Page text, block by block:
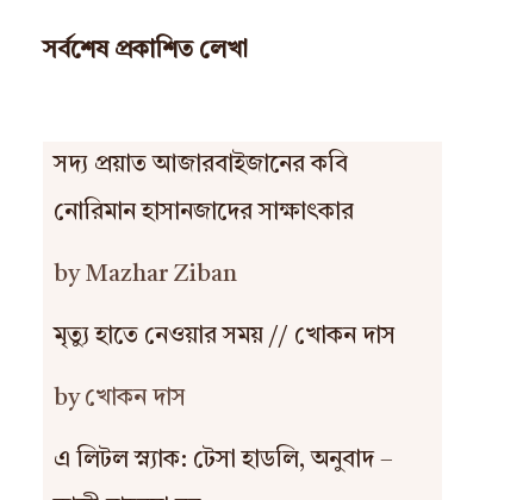
সর্বশেষ প্রকাশিত লেখা
সদ্য প্রয়াত আজারবাইজানের কবি
নোরিমান হাসানজাদের সাক্ষাৎকার
by Mazhar Ziban
মৃত্যু হাতে নেওয়ার সময় // খোকন দাস
by খোকন দাস
এ লিটল স্ন্যাক: টেসা হাডলি, অনুবাদ –